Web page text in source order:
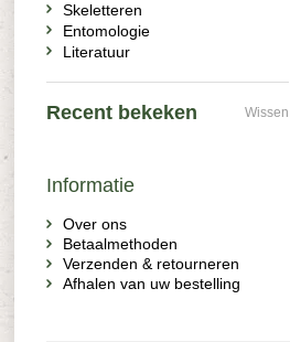
Skeletteren
Entomologie
Literatuur
Recent bekeken Wissen
Informatie
Over ons
Betaalmethoden
Verzenden & retourneren
Afhalen van uw bestelling